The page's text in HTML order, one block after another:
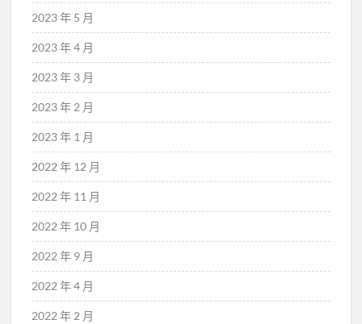
2023 年 5 月
2023 年 4 月
2023 年 3 月
2023 年 2 月
2023 年 1 月
2022 年 12 月
2022 年 11 月
2022 年 10 月
2022 年 9 月
2022 年 4 月
2022 年 2 月